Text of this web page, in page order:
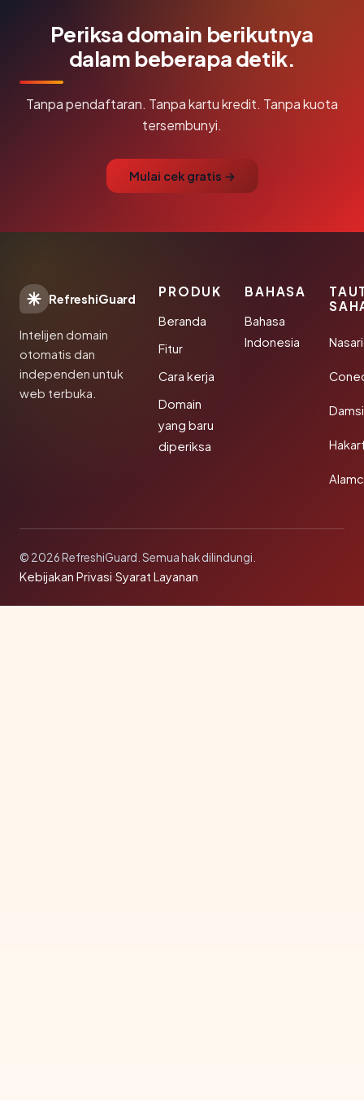
Periksa domain berikutnya
dalam beberapa detik.
Tanpa pendaftaran. Tanpa kartu kredit. Tanpa kuota
tersembunyi.
Mulai cek gratis →
RefreshiGuard
Intelijen domain
otomatis dan
independen untuk
web terbuka.
PRODUK
Beranda
Fitur
Cara kerja
Domain
yang baru
diperiksa
BAHASA
Bahasa
Indonesia
© 2026 RefreshiGuard. Semua hak dilindungi.
Kebijakan Privasi·Syarat Layanan